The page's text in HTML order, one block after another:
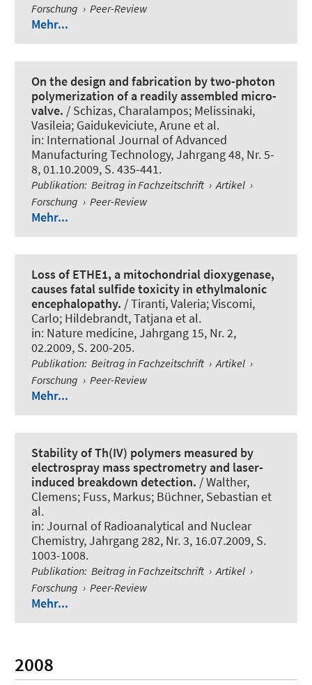
Forschung › Peer-Review
Mehr...
On the design and fabrication by two-photon
polymerization of a readily assembled micro-
valve. / Schizas, Charalampos; Melissinaki,
Vasileia; Gaidukeviciute, Arune et al.
in: International Journal of Advanced
Manufacturing Technology, Jahrgang 48, Nr. 5-
8, 01.10.2009, S. 435-441.
Publikation: Beitrag in Fachzeitschrift › Artikel ›
Forschung › Peer-Review
Mehr...
Loss of ETHE1, a mitochondrial dioxygenase,
causes fatal sulfide toxicity in ethylmalonic
encephalopathy. / Tiranti, Valeria; Viscomi,
Carlo; Hildebrandt, Tatjana et al.
in: Nature medicine, Jahrgang 15, Nr. 2,
02.2009, S. 200-205.
Publikation: Beitrag in Fachzeitschrift › Artikel ›
Forschung › Peer-Review
Mehr...
Stability of Th(IV) polymers measured by
electrospray mass spectrometry and laser-
induced breakdown detection. / Walther,
Clemens; Fuss, Markus; Büchner, Sebastian et
al.
in:Journal of Radioanalytical and Nuclear
Chemistry, Jahrgang 282, Nr. 3, 16.07.2009, S.
1003-1008.
Publikation: Beitrag in Fachzeitschrift › Artikel ›
Forschung › Peer-Review
Mehr...
2008